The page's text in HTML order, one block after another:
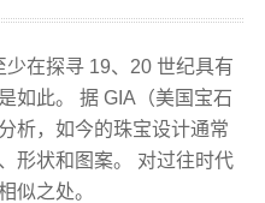
在探寻 19、20 世纪具有
如此。 据 GIA（美国宝石
析，如今的珠宝设计通常
形状和图案。 对过往时代
似之处。